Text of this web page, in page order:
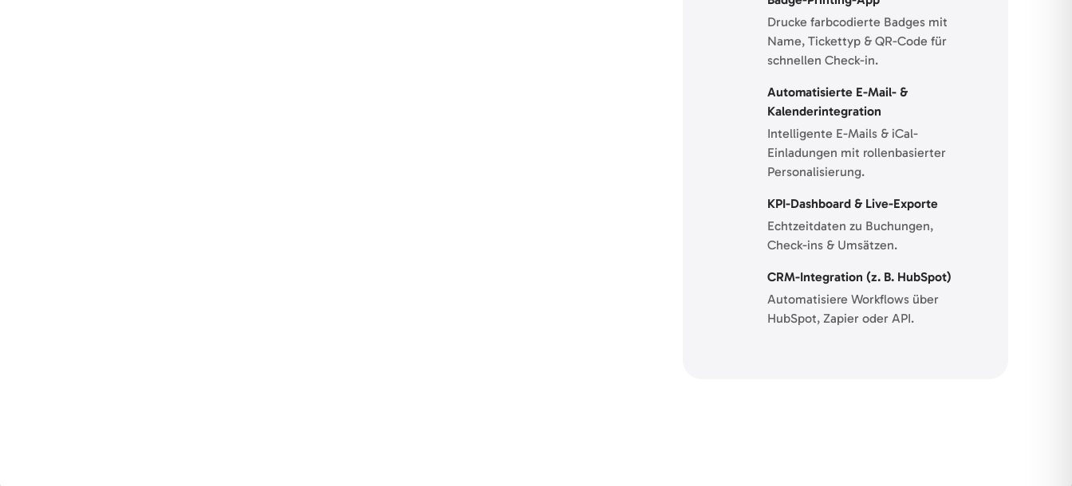
Drucke farbcodierte Badges mit
Name, Tickettyp & QR-Code für
schnellen Check-in.
Automatisierte E-Mail- &
Kalenderintegration
Intelligente E-Mails & iCal-
Einladungen mit rollenbasierter
Personalisierung.
KPI-Dashboard & Live-Exporte
Echtzeitdaten zu Buchungen,
Check-ins & Umsätzen.
CRM-Integration (z. B. HubSpot)
Automatisiere Workflows über
HubSpot, Zapier oder API.